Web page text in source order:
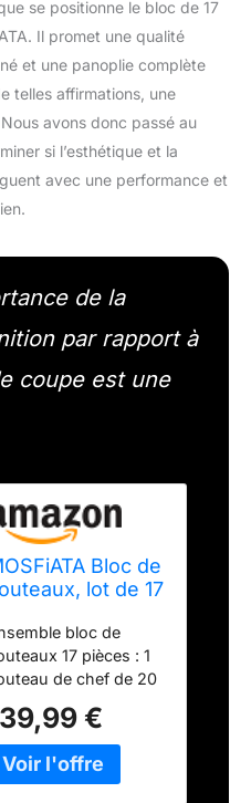
se positionne le bloc de 17
Il promet une qualité
et une panoplie complète
telles affirmations, une
avons donc passé au
si l’esthétique et la
avec une performance et
de la
par rapport à
coupe est une
Bloc de
lot de 17
en
inoxydable
ciseaux, avec
doigts et
cadeaux
bloc de
17 pièces : 1
de chef de 20
17 cm, 6 couteaux à
1 couteau à pain
20 cm, 1 couteau
€